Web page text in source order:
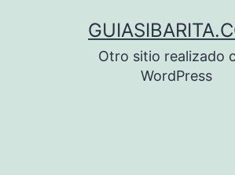
Otro sitio realizado
WordPress